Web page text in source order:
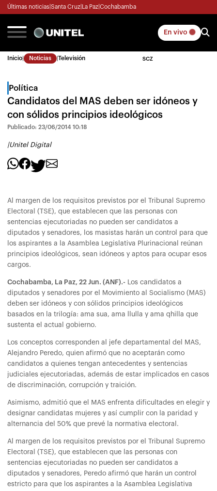
Últimas noticias Santa Cruz La Paz Cochabamba
En vivo
Inicio Noticias Televisión SCZ
Política
Candidatos del MAS deben ser idóneos y
con sólidos principios ideológicos
Publicado: 23/06/2014 10:18
|Unitel Digital
Al margen de los requisitos previstos por el Tribunal Supremo
Electoral (TSE), que establecen que las personas con
sentencias ejecutoriadas no pueden ser candidatos a
diputados y senadores, los masistas harán un control para que
los aspirantes a la Asamblea Legislativa Plurinacional reúnan
principios ideológicos, sean idóneos y aptos para ocupar esos
cargos.
Cochabamba, La Paz, 22 Jun. (ANF).- Los candidatos a
diputados y senadores por el Movimiento al Socialismo (MAS)
deben ser idóneos y con sólidos principios ideológicos
basados en la trilogía: ama sua, ama llulla y ama qhilla que
sustenta el actual gobierno.
Los conceptos corresponden al jefe departamental del MAS,
Alejandro Peredo, quien afirmó que no aceptarán como
candidatos a quienes tengan antecedentes y sentencias
judiciales ejecutoriadas, además de estar implicados en casos
de discriminación, corrupción y traición.
Asimismo, admitió que el MAS enfrenta dificultades en elegir y
designar candidatas mujeres y así cumplir con la paridad y
alternancia del 50% que prevé la normativa electoral.
Al margen de los requisitos previstos por el Tribunal Supremo
Electoral (TSE), que establecen que las personas con
sentencias ejecutoriadas no pueden ser candidatos a
diputados y senadores, Peredo afirmó que harán un control
estricto para que los aspirantes a la Asamblea Legislativa